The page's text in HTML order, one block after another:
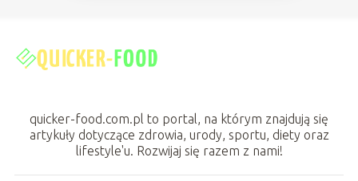
quicker-food.com.pl to portal, na którym znajdują się
artykuły dotyczące zdrowia, urody, sportu, diety oraz
lifestyle'u. Rozwijaj się razem z nami!